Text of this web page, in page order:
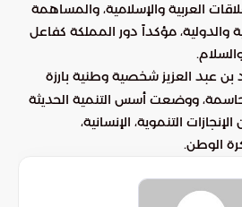
العربية والإسلامية، والمساهمة
والدولية، مؤكداً دور المملكة كفاعل
عبد العزيز شخصية وطنية بارزة
ووضعت أسس التنمية الحديثة
التنموية، الإنسانية،
الوطن.